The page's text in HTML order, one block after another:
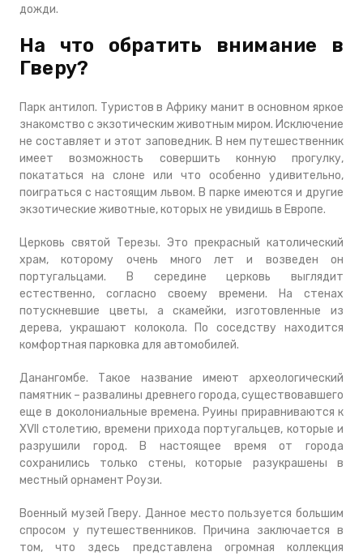
дожди.
На что обратить внимание в
Гверу?
Парк антилоп. Туристов в Африку манит в основном яркое
знакомство с экзотическим животным миром. Исключение
не составляет и этот заповедник. В нем путешественник
имеет возможность совершить конную прогулку,
покататься на слоне или что особенно удивительно,
поиграться с настоящим львом. В парке имеются и другие
экзотические животные, которых не увидишь в Европе.
Церковь святой Терезы. Это прекрасный католический
храм, которому очень много лет и возведен он
португальцами. В середине церковь выглядит
естественно, согласно своему времени. На стенах
потускневшие цветы, а скамейки, изготовленные из
дерева, украшают колокола. По соседству находится
комфортная парковка для автомобилей.
Данангомбе. Такое название имеют археологический
памятник – развалины древнего города, существовавшего
еще в доколониальные времена. Руины приравниваются к
XVII столетию, времени прихода португальцев, которые и
разрушили город. В настоящее время от города
сохранились только стены, которые разукрашены в
местный орнамент Роузи.
Военный музей Гверу. Данное место пользуется большим
спросом у путешественников. Причина заключается в
том, что здесь представлена огромная коллекция